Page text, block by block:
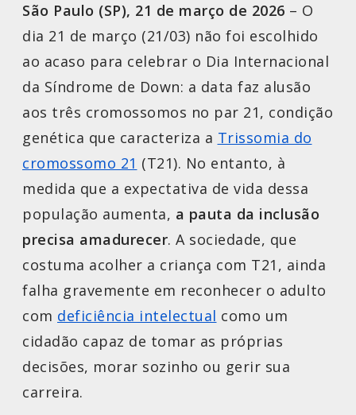
São Paulo (SP), 21 de março de 2026 – O
dia 21 de março (21/03) não foi escolhido
ao acaso para celebrar o Dia Internacional
da Síndrome de Down: a data faz alusão
aos três cromossomos no par 21, condição
genética que caracteriza a Trissomia do
cromossomo 21 (T21). No entanto, à
medida que a expectativa de vida dessa
população aumenta, a pauta da inclusão
precisa amadurecer. A sociedade, que
costuma acolher a criança com T21, ainda
falha gravemente em reconhecer o adulto
com deficiência intelectual como um
cidadão capaz de tomar as próprias
decisões, morar sozinho ou gerir sua
carreira.